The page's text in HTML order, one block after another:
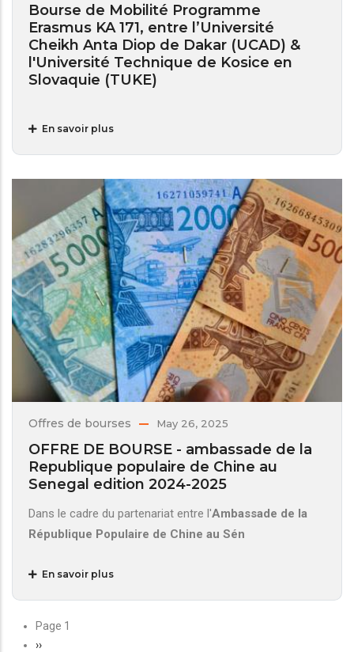
Bourse de Mobilité Programme
Erasmus KA 171, entre l’Université
Cheikh Anta Diop de Dakar (UCAD) &
l'Université Technique de Kosice en
Slovaquie (TUKE)
En savoir plus
Offres de bourses May 26, 2025
OFFRE DE BOURSE - ambassade de la
Republique populaire de Chine au
Senegal edition 2024-2025
Dans le cadre du partenariat entre l'Ambassade de la
République Populaire de Chine au Sén
En savoir plus
Page 1
Page
››